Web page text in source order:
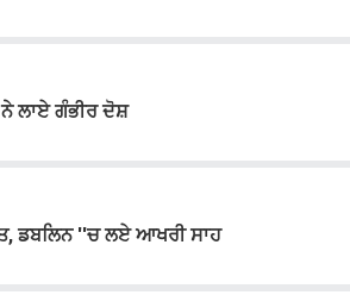
ਨੇ ਲਾਏ ਗੰਭੀਰ ਦੋਸ਼
ਡਬਲਿਨ ''ਚ ਲਏ ਆਖਰੀ ਸਾਹ